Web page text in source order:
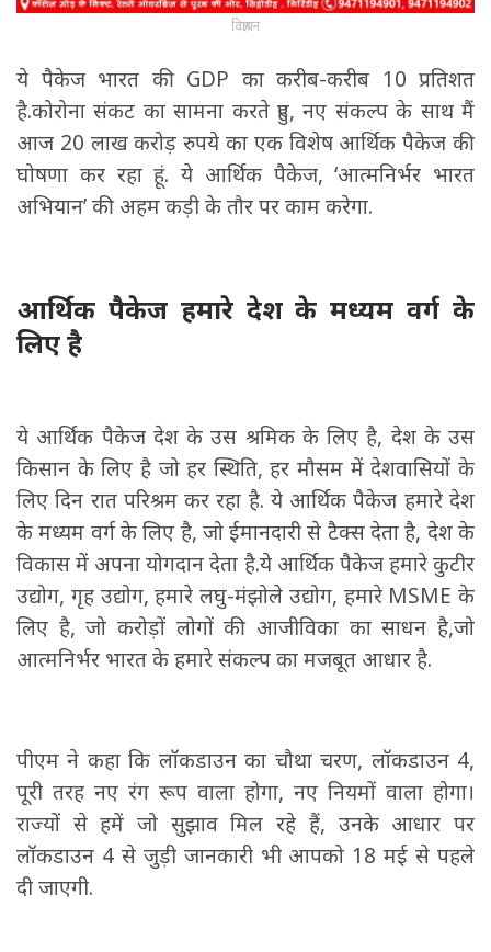
विज्ञापन
ये पैकेज भारत की GDP का करीब-करीब 10 प्रतिशत
है.कोरोना संकट का सामना करते हुए, नए संकल्प के साथ मैं
आज 20 लाख करोड़ रुपये का एक विशेष आर्थिक पैकेज की
घोषणा कर रहा हूं. ये आर्थिक पैकेज, ‘आत्मनिर्भर भारत
अभियान’ की अहम कड़ी के तौर पर काम करेगा.
आर्थिक पैकेज हमारे देश के मध्यम वर्ग के
लिए है
ये आर्थिक पैकेज देश के उस श्रमिक के लिए है, देश के उस
किसान के लिए है जो हर स्थिति, हर मौसम में देशवासियों के
लिए दिन रात परिश्रम कर रहा है. ये आर्थिक पैकेज हमारे देश
के मध्यम वर्ग के लिए है, जो ईमानदारी से टैक्स देता है, देश के
विकास में अपना योगदान देता है.ये आर्थिक पैकेज हमारे कुटीर
उद्योग, गृह उद्योग, हमारे लघु-मंझोले उद्योग, हमारे MSME के
लिए है, जो करोड़ों लोगों की आजीविका का साधन है,जो
आत्मनिर्भर भारत के हमारे संकल्प का मजबूत आधार है.
पीएम ने कहा कि लॉकडाउन का चौथा चरण, लॉकडाउन 4,
पूरी तरह नए रंग रूप वाला होगा, नए नियमों वाला होगा।
राज्यों से हमें जो सुझाव मिल रहे हैं, उनके आधार पर
लॉकडाउन 4 से जुड़ी जानकारी भी आपको 18 मई से पहले
दी जाएगी.